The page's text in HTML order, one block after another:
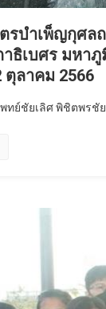
บำเพ็ญกุศล
ธิเบศร มหา
ตุลาคม 2566
ทย์ชัยเลิศ พิชิตพรชัย